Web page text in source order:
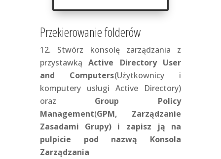
Przekierowanie folderów
Stwórz konsolę zarządzania z
przystawkąActive Directory User
and Computers(Użytkownicy i
komputery usługi Active Directory)
oraz Group Policy
Management(GPM, Zarządzanie
Zasadami Grupy) i zapisz ją na
pulpicie pod nazwą Konsola
Zarządzania